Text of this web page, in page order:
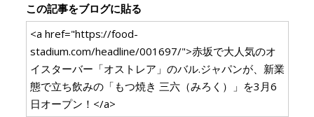
この記事をブログに貼る
<a href="https://food-
stadium.com/headline/001697/">赤坂で大人気のオ
イスターバー「オストレア」のバル.ジャパンが、新業
態で立ち飲みの「もつ焼き 三六（みろく）」を3月6
日オープン！</a>